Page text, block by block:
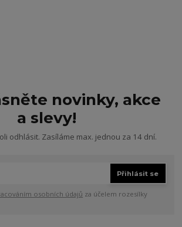
novinky, akce
a slevy!
odhlásit. Zasíláme max. jednou za 14 dní.
Přihlásit se
osobních údajů za účelem rozesílky